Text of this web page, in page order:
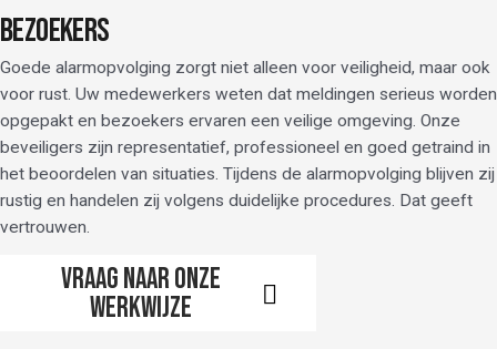
BEZOEKERS
Goede alarmopvolging zorgt niet alleen voor veiligheid, maar ook
voor rust. Uw medewerkers weten dat meldingen serieus worden
opgepakt en bezoekers ervaren een veilige omgeving. Onze
beveiligers zijn representatief, professioneel en goed getraind in
het beoordelen van situaties. Tijdens de alarmopvolging blijven zij
rustig en handelen zij volgens duidelijke procedures. Dat geeft
vertrouwen.
Vraag naar onze
werkwijze